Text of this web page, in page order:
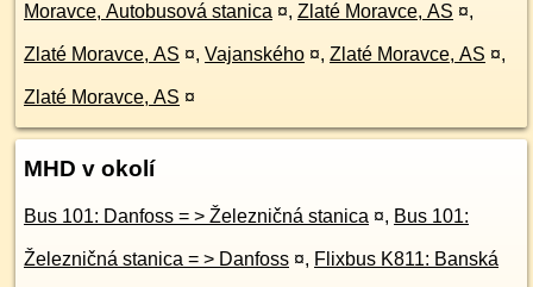
Moravce, Autobusová stanica ¤, Zlaté Moravce, AS ¤,
Zlaté Moravce, AS ¤, Vajanského ¤, Zlaté Moravce, AS ¤,
Zlaté Moravce, AS ¤
MHD v okolí
Bus 101: Danfoss = > Železničná stanica ¤, Bus 101:
Železničná stanica = > Danfoss ¤, Flixbus K811: Banská